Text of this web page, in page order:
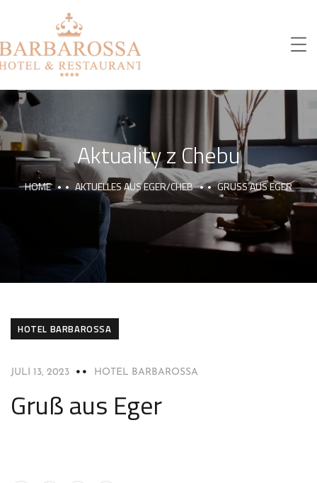
Aktuality z Chebu
HOME AKTUELLES AUS EGER/CHEB GRUSS AUS EGER
HOTEL BARBAROSSA
JULI 13, 2023 HOTEL BARBAROSSA
Gruß aus Eger